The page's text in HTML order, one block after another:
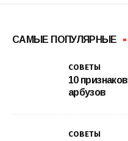
САМЫЕ ПОПУЛЯРНЫЕ
СОВЕТЫ
10
арбузов
СОВЕТЫ